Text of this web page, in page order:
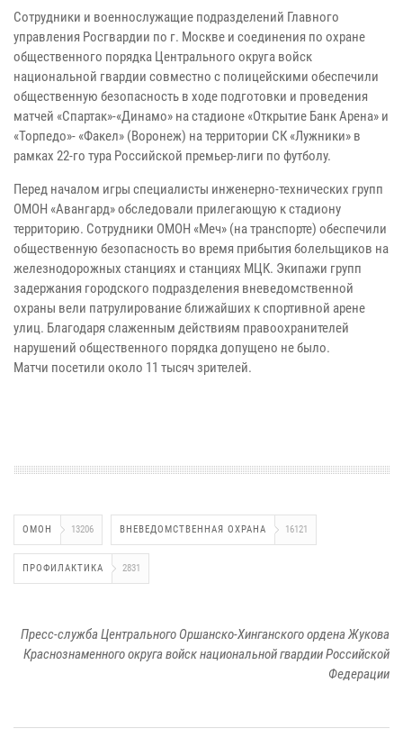
Сотрудники и военнослужащие подразделений Главного
управления Росгвардии по г. Москве и соединения по охране
общественного порядка Центрального округа войск
национальной гвардии совместно с полицейскими обеспечили
общественную безопасность в ходе подготовки и проведения
матчей «Спартак»-«Динамо» на стадионе «Открытие Банк Арена» и
«Торпедо»- «Факел» (Воронеж) на территории СК «Лужники» в
рамках 22-го тура Российской премьер-лиги по футболу.
Перед началом игры специалисты инженерно-технических групп
ОМОН «Авангард» обследовали прилегающую к стадиону
территорию. Сотрудники ОМОН «Меч» (на транспорте) обеспечили
общественную безопасность во время прибытия болельщиков на
железнодорожных станциях и станциях МЦК. Экипажи групп
задержания городского подразделения вневедомственной
охраны вели патрулирование ближайших к спортивной арене
улиц. Благодаря слаженным действиям правоохранителей
нарушений общественного порядка допущено не было.
Матчи посетили около 11 тысяч зрителей.
ОМОН 13206 ВНЕВЕДОМСТВЕННАЯ ОХРАНА 16121
ПРОФИЛАКТИКА 2831
Пресс-служба Центрального Оршанско-Хинганского ордена Жукова
Краснознаменного округа войск национальной гвардии Российской
Федерации